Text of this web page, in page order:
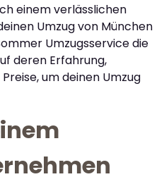
einem verlässlichen
Umzug von München
Umzugsservice die
deren Erfahrung,
um deinen Umzug